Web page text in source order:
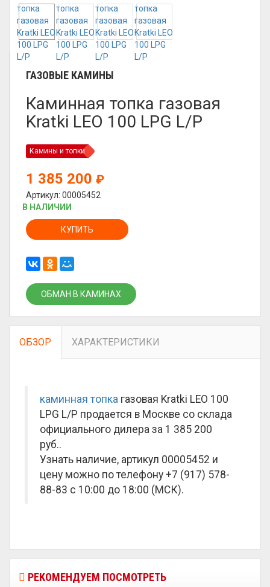
ГАЗОВЫЕ КАМИНЫ
Каминная топка газовая
Kratki LEO 100 LPG L/P
Камины и топки
1 385 200 ₽
Артикул: 00005452
В НАЛИЧИИ
КУПИТЬ
ОБМАН В КАМИНАХ
ОБЗОР ХАРАКТЕРИСТИКИ
каминная топка газовая Kratki LEO 100
LPG L/P продается в Москве со склада
официального дилера за 1 385 200
руб..
Узнать наличие, артикул 00005452 и
цену можно по телефону +7 (917) 578-
88-83 с 10:00 до 18:00 (МСК).
РЕКОМЕНДУЕМ ПОСМОТРЕТЬ